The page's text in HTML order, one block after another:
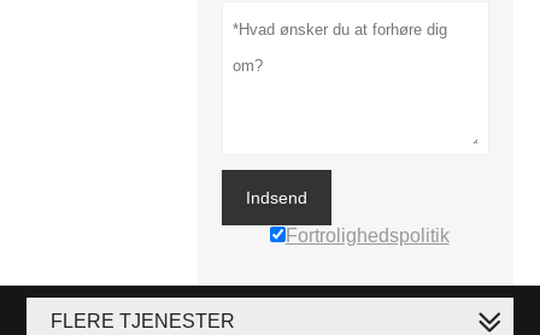
Indsend
Fortrolighedspolitik
FLERE TJENESTER